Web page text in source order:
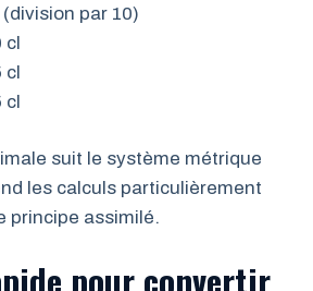
par 10)
cl
cl
cl
suit le système métrique
les calculs particulièrement
principe assimilé.
pour convertir